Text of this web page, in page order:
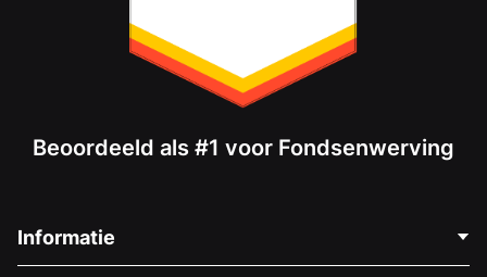
Beoordeeld als #1 voor Fondsenwerving
Informatie